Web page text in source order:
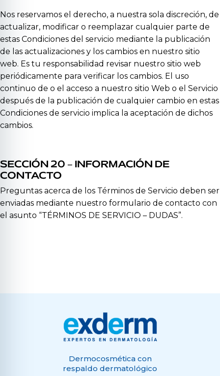
Nos reservamos el derecho, a nuestra sola discreción, de
actualizar, modificar o reemplazar cualquier parte de
estas Condiciones del servicio mediante la publicación
de las actualizaciones y los cambios en nuestro sitio
web. Es tu responsabilidad revisar nuestro sitio web
periódicamente para verificar los cambios. El uso
continuo de o el acceso a nuestro sitio Web o el Servicio
después de la publicación de cualquier cambio en estas
Condiciones de servicio implica la aceptación de dichos
cambios.
SECCIÓN 20 – INFORMACIÓN DE
CONTACTO
Preguntas acerca de los Términos de Servicio deben ser
enviadas mediante nuestro formulario de contacto con
el asunto “TÉRMINOS DE SERVICIO – DUDAS”.
Dermocosmética con
respaldo dermatológico